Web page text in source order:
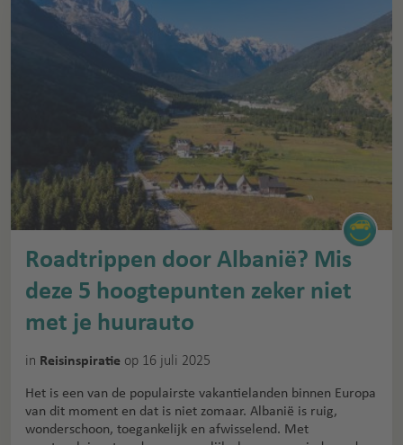
Roadtrippen door Albanië? Mis
deze 5 hoogtepunten zeker niet
met je huurauto
in Reisinspiratie op 16 juli 2025
Het is een van de populairste vakantielanden binnen Europa
van dit moment en dat is niet zomaar. Albanië is ruig,
wonderschoon, toegankelijk en afwisselend. Met